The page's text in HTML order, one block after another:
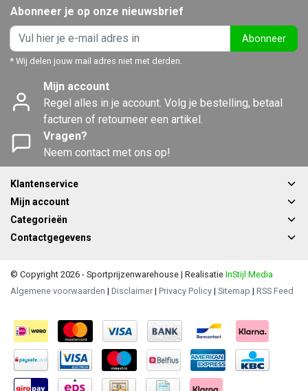
Abonneer je op onze nieuwsbrief
Abonneer
* Wij delen jouw mail adres niet met derden.
Mijn account
Regel alles in je account. Volg je bestelling, betaal
facturen of retourneer een artikel.
Vragen?
Neem contact met ons op!
Klantenservice
Mijn account
Categorieën
Contactgegevens
© Copyright 2026 - Sportprijzenwarehouse | Realisatie InStijl Media
Algemene voorwaarden | Disclaimer | Privacy Policy | Sitemap | RSS Feed